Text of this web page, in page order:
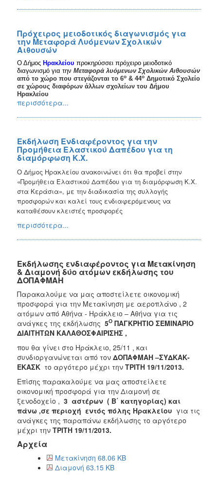
Πρόχειρος μειοδοτικός διαγωνισμός για
την Μεταφορά Λυόμενων Σχολικών
Αιθουσών
Ο Δήμος Ηρακλείου προκηρύσσει πρόχειρο μειοδοτικό
διαγωνισμό για την Μεταφορά λυόμενων Σχολικών Αιθουσών
από το χώρο που στεγάζονται το 6ο & 44ο Δημοτικό Σχολείο
σε χώρους διαφόρων άλλων σχολείων του Δήμου
Ηρακλείου
περισσότερα...
Εκδήλωση Ενδιαφέροντος για την
Προμήθεια Ελαστικού Δαπέδου για τη
διαμόρφωση Κ.Χ.
Ο Δήμος Ηρακλείου ανακοινώνει ότι θα προβεί στην
«Προμήθεια Ελαστικού Δαπέδου για τη διαμόρφωση Κ.Χ.
στα Κεράσια», με την διαδικασία της συλλογής
προσφορών και καλεί τους ενδιαφερόμενους να
καταθέσουν κλειστές προσφορές
περισσότερα...
Εκδήλωσης ενδιαφέροντος για Μετακίνηση
& Διαμονή δύο ατόμων εκδήλωσης του
ΔΟΠΑΦΜΑΗ
Παρακαλούμε να μας αποστείλετε οικονομική
προσφορά για την Μετακίνηση με αεροπλάνο , 2
ατόμων από Αθήνα - Ηράκλειο – Αθήνα για τις
ανάγκες της εκδήλωσης 5Ο ΠΑΓΚΡΗΤΙΟ ΣΕΜΙΝΑΡΙΟ
ΔΙΑΙΤΗΤΩΝ ΚΑΛΑΘΟΣΦΑΙΡΙΣΗΣ ,
που θα γίνει στο Ηράκλειο, 25/11 , και
συνδιοργανώνεται από τον ΔΟΠΑΦΜΑΗ –ΣΥΔΚΑΚ-
ΕΚΑΣΚ το αργότερο μέχρι την ΤΡΙΤΗ 19/11/2013.
Επίσης παρακαλούμε να μας αποστείλετε
οικονομική προσφορά για την Διαμονή σε
ξενοδοχείο , 3 αστέρων ( Β΄ κατηγορίας) και
πάνω ,σε περιοχή εντός πόλης Ηρακλείου για τις
ανάγκες της παραπάνω εκδήλωσης το αργότερο
μέχρι την ΤΡΙΤΗ 19/11/2013.
Αρχεία
Μετακίνηση 68.06 KB
Διαμονή 63.15 KB